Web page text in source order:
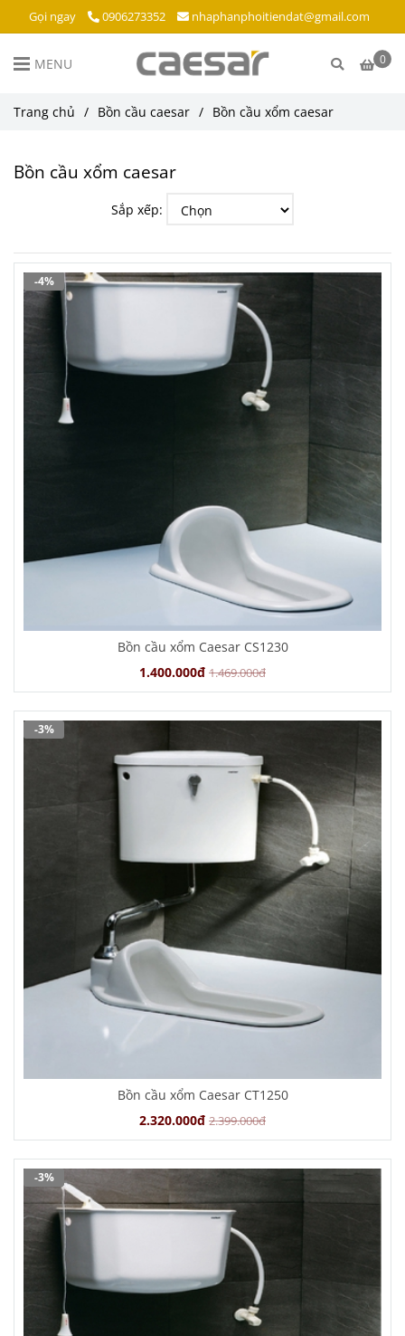
Gọi ngay 0906273352 nhaphanphoitiendat@gmail.com
0
MENU
Trang chủ / Bồn cầu caesar / Bồn cầu xổm caesar
Bồn cầu xổm caesar
Sắp xếp:
Bồn cầu xổm Caesar CS1230
1.400.000đ 1.469.000đ
-4%
Bồn cầu xổm Caesar CT1250
2.320.000đ 2.399.000đ
-3%
-3%